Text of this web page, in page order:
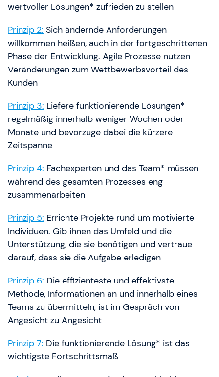
wertvoller Lösungen* zufrieden zu stellen
Prinzip 2: Sich ändernde Anforderungen
willkommen heißen, auch in der fortgeschrittenen
Phase der Entwicklung. Agile Prozesse nutzen
Veränderungen zum Wettbewerbsvorteil des
Kunden
Prinzip 3: Liefere funktionierende Lösungen*
regelmäßig innerhalb weniger Wochen oder
Monate und bevorzuge dabei die kürzere
Zeitspanne
Prinzip 4: Fachexperten und das Team* müssen
während des gesamten Prozesses eng
zusammenarbeiten
Prinzip 5: Errichte Projekte rund um motivierte
Individuen. Gib ihnen das Umfeld und die
Unterstützung, die sie benötigen und vertraue
darauf, dass sie die Aufgabe erledigen
Prinzip 6: Die effizienteste und effektivste
Methode, Informationen an und innerhalb eines
Teams zu übermitteln, ist im Gespräch von
Angesicht zu Angesicht
Prinzip 7: Die funktionierende Lösung* ist das
wichtigste Fortschrittsmaß